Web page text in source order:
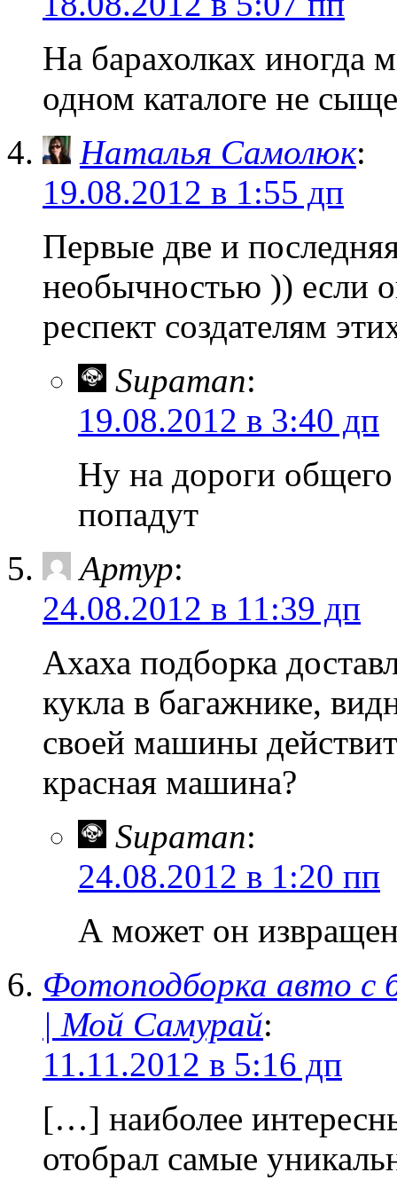
На барахолках иногда
одном каталоге не
Наталья Самолюк:
19.08.2012 в 1:55 дп
Первые две и
необычностью )) если
респект создателям
Supaman:
19.08.2012 в 3:40 дп
Ну на дороги общего
попадут
Артур:
24.08.2012 в 11:39 дп
Ахаха подборка
кукла в багажнике,
своей машины
красная машина?
Supaman:
24.08.2012 в 1:20 пп
А может он
Фотоподборка авто с
| Мой Самурай:
11.11.2012 в 5:16 дп
[…] наиболее
отобрал самые